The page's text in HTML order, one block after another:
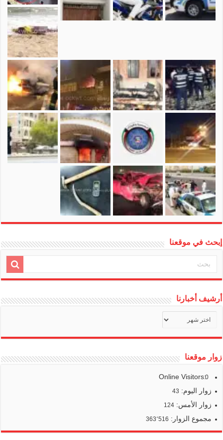
إبحث في موقعنا
أرشيف أخبارنا
أخبارنا
زوار موقعنا
Online Visitors:
0
زوار اليوم: 43
زوار الأمس:124
مجموع الزوار: 363٬516